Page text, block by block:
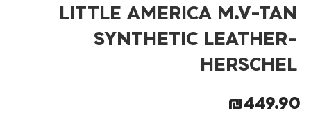
LITTLE AMERICA M.V-TAN
SYNTHETIC LEATHER-
HERSCHEL
₪449.90